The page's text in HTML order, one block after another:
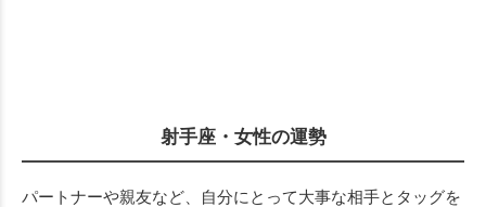
射手座・女性の運勢
パートナーや親友など、自分にとって大事な相手とタッグを